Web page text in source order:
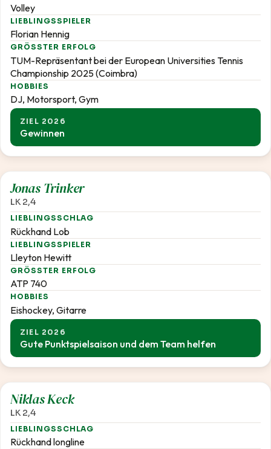
Volley
LIEBLINGSSPIELER
Florian Hennig
GRÖSSTER ERFOLG
TUM-Repräsentant bei der European Universities Tennis
Championship 2025 (Coimbra)
HOBBIES
DJ, Motorsport, Gym
ZIEL 2026
Gewinnen
Jonas Trinker
LK 2,4
LIEBLINGSSCHLAG
Rückhand Lob
LIEBLINGSSPIELER
Lleyton Hewitt
GRÖSSTER ERFOLG
ATP 740
HOBBIES
Eishockey, Gitarre
ZIEL 2026
Gute Punktspielsaison und dem Team helfen
Niklas Keck
LK 2,4
LIEBLINGSSCHLAG
Rückhand longline